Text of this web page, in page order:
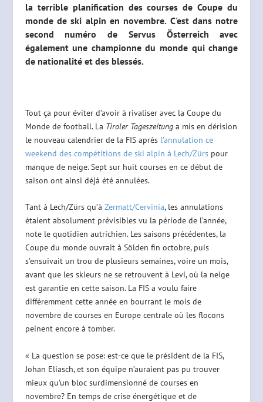
la terrible planification des courses de Coupe du
monde de ski alpin en novembre. C'est dans notre
second numéro de Servus Österreich avec
également une championne du monde qui change
de nationalité et des blessés.
Tout ça pour éviter d’avoir à rivaliser avec la Coupe du
Monde de football. La Tiroler Tageszeitunga mis en dérision
le nouveau calendrier de la FIS après l’annulation ce
weekend des compétitions de ski alpin à Lech/Zürspour
manque de neige. Sept sur huit courses en ce début de
saison ont ainsi déjà été annulées.
Tant à Lech/Zürs qu’à Zermatt/Cervinia, les annulations
étaient absolument prévisibles vu la période de l’année,
note le quotidien autrichien. Les saisons précédentes, la
Coupe du monde ouvrait à Sölden fin octobre, puis
s’ensuivait un trou de plusieurs semaines, voire un mois,
avant que les skieurs ne se retrouvent à Levi, où la neige
est garantie en cette saison. La FIS a voulu faire
différemment cette année en bourrant le mois de
novembre de courses en Europe centrale où les flocons
peinent encore à tomber.
« La question se pose: est-ce que le président de la FIS,
Johan Eliasch, et son équipe n’auraient pas pu trouver
mieux qu’un bloc surdimensionné de courses en
novembre? En temps de crise énergétique et de